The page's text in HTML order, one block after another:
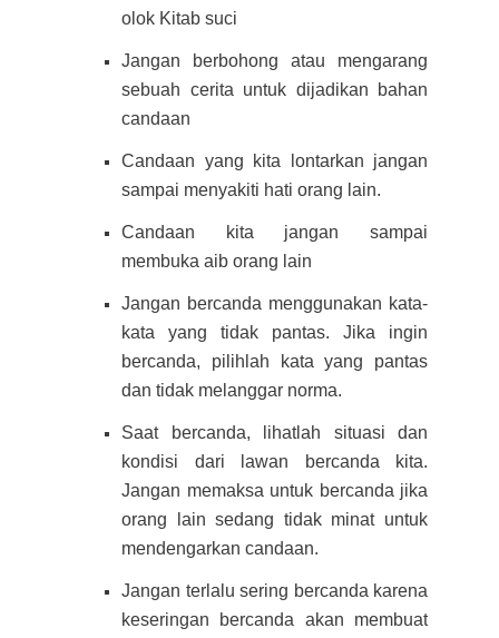
olok Kitab suci
Jangan berbohong atau mengarang
sebuah cerita untuk dijadikan bahan
candaan
Candaan yang kita lontarkan jangan
sampai menyakiti hati orang lain.
Candaan kita jangan sampai
membuka aib orang lain
Jangan bercanda menggunakan kata-
kata yang tidak pantas. Jika ingin
bercanda, pilihlah kata yang pantas
dan tidak melanggar norma.
Saat bercanda, lihatlah situasi dan
kondisi dari lawan bercanda kita.
Jangan memaksa untuk bercanda jika
orang lain sedang tidak minat untuk
mendengarkan candaan.
Jangan terlalu sering bercanda karena
keseringan bercanda akan membuat